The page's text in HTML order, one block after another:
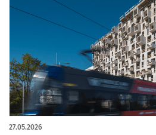
27.05.2026
artykuł z galerią zdjęć